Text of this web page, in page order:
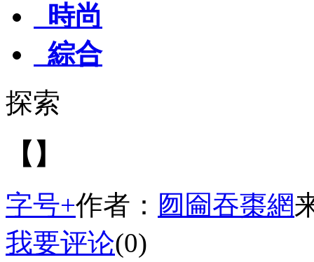
時尚
綜合
探索
【】
字号+作者： 囫圇吞棗網
我要评论(0)